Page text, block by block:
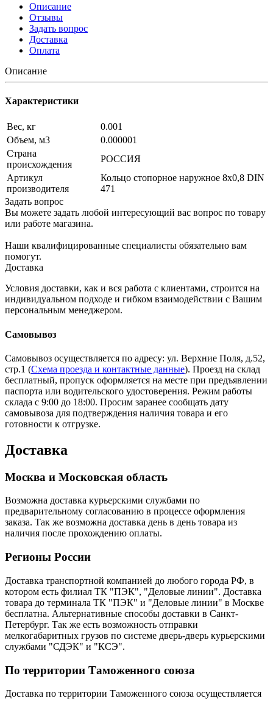
Описание
Отзывы
Задать вопрос
Доставка
Оплата
Описание
Характеристики
Вес, кг
0.001
Объем, м3
0.000001
Страна
происхождения
РОССИЯ
Артикул
производителя
Кольцо стопорное наружное 8х0,8 DIN
471
Задать вопрос
Вы можете задать любой интересующий вас вопрос по товару
или работе магазина.
Наши квалифицированные специалисты обязательно вам
помогут.
Доставка
Условия доставки, как и вся работа с клиентами, строится на
индивидуальном подходе и гибком взаимодействии с Вашим
персональным менеджером.
Самовывоз
Самовывоз осуществляется по адресу: ул. Верхние Поля, д.52,
стр.1 (Схема проезда и контактные данные). Проезд на склад
бесплатный, пропуск оформляется на месте при предъявлении
паспорта или водительского удостоверения. Режим работы
склада с 9:00 до 18:00. Просим заранее сообщать дату
самовывоза для подтверждения наличия товара и его
готовности к отгрузке.
Доставка
Москва и Московская область
Возможна доставка курьерскими службами по
предварительному согласованию в процессе оформления
заказа. Так же возможна доставка день в день товара из
наличия после прохождению оплаты.
Регионы России
Доставка транспортной компанией до любого города РФ, в
котором есть филиал ТК "ПЭК", "Деловые линии". Доставка
товара до терминала ТК "ПЭК" и "Деловые линии" в Москве
бесплатна. Альтернативные способы доставки в Санкт-
Петербург. Так же есть возможность отправки
мелкогабаритных грузов по системе дверь-дверь курьерскими
службами "СДЭК" и "КСЭ".
По территории Таможенного союза
Доставка по территории Таможенного союза осуществляется